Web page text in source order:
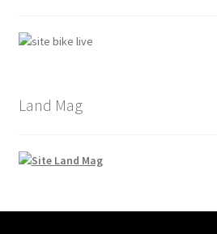
Land Mag